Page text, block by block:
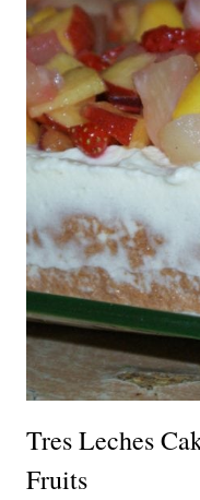
Tres Leches
Fruits